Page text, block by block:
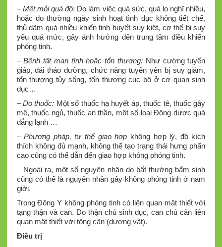
–Mệt mỏi quá độ: Do làm việc quá sức, quá lo nghĩ nhiều,
hoặc do thường ngày sinh hoạt tình dục không tiết chế,
thủ dâm quá nhiều khiến tinh huyết suy kiệt, cơ thể bị suy
yếu quá mức, gây ảnh hưởng đến trung tâm điều khiển
phóng tinh.
–Bệnh tật mạn tính hoặc tổn thương: Như cường tuyến
giáp, đái tháo đường, chức năng tuyến yên bị suy giảm,
tổn thương tủy sống, tổn thương cục bộ ở cơ quan sinh
dục…
–Do thuốc: Một số thuốc hạ huyết áp, thuốc tê, thuốc gây
mê, thuốc ngủ, thuốc an thần, một số loại Đông dược quá
đắng lạnh …
–Phương pháp, tư thế giao hợp không hợp lý, độ kích
thích không đủ mạnh, không thể tạo trạng thái hưng phấn
cao cũng có thể dẫn đến giao hợp không phóng tinh.
– Ngoài ra, một số nguyên nhân do bất thường bẩm sinh
cũng có thể là nguyên nhân gây không phóng tinh ở nam
giới.
Trong Đông Y không phóng tinh có liên quan mật thiết với
tạng thận và can. Do thận chủ sinh dục, can chủ cân liên
quan mật thiết với tông cân (dương vật).
Điều trị